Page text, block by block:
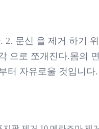
문신 을 제거 하기 위
으로 쪼개진다.몸의 면
터 자유로울 것입니다.